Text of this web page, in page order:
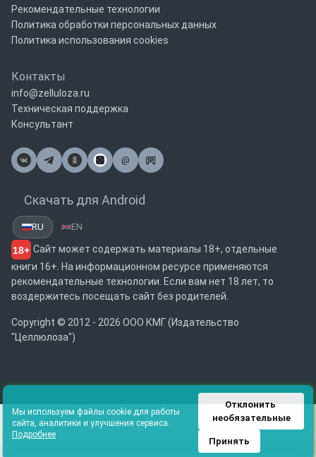
Рекомендательные технологии
Политика обработки персональных данных
Политика использования cookies
Контакты
info@zelluloza.ru
Техническая поддержка
Консультант
@
Почта
Скачать для Android
RU EN
18+ Сайт может содержать материалы 18+, отдельные
книги 16+. На информационном ресурсе применяются
рекомендательные технологии. Если вам нет 18 лет, то
воздержитесь посещать сайт без родителей.
Copyright © 2012 - 2026 ООО КМГ (Издательство
"Целлюлоза")
Мы используем файлы cookie для работы
сайта, аналитики и улучшения сервиса.
Подробнее
Отклонить
необязательные
Принять